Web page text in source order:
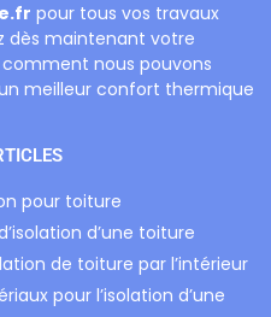
pour tous vos travaux
dès maintenant votre
nous pouvons
meilleur confort thermique
pour toiture
d’une toiture
de toiture par l’intérieur
pour l’isolation d’une